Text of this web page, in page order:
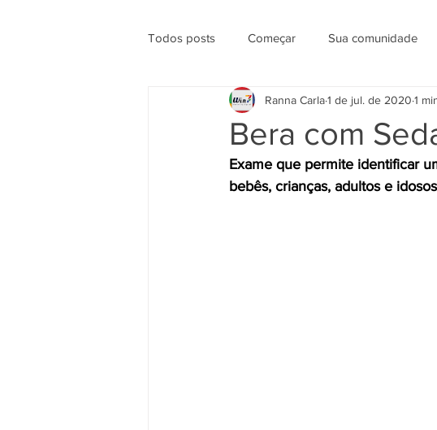
Todos posts Começar Sua comunidade
Bera com
Ranna Carla1 de jul. de 2020 1
Exame que permite identificar
bebês, crianças, adultos e